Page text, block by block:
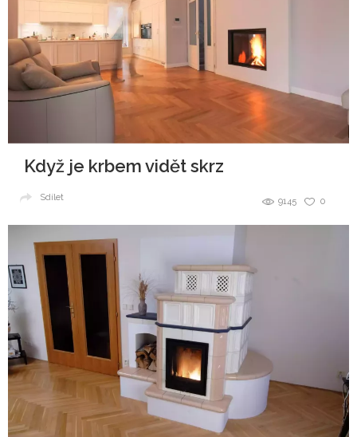
Když je krbem vidět skrz
0
9145
Sdílet